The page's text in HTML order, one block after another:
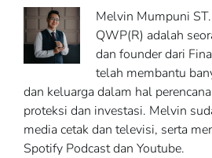
Melvin Mumpuni
QWP(R) adalah
dan founder dari
telah membantu
dan keluarga dalam hal
proteksi dan investasi. Melvin
media cetak dan televisi, serta
Spotify Podcast dan Youtube.